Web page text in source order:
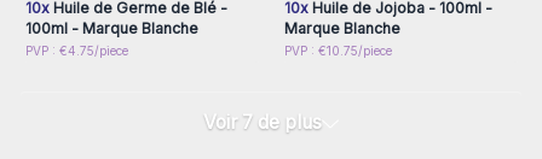
10xHuile de Germe de Blé -
100ml - Marque Blanche
PVP : €4.75/piece
10xHuile de Jojoba - 100ml -
Marque Blanche
PVP : €10.75/piece
Voir 7 de plus